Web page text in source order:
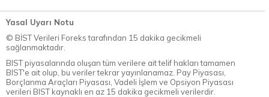
Yasal Uyarı Notu
© BİST Verileri Foreks tarafından 15 dakika gecikmeli
sağlanmaktadır.
BIST piyasalarında oluşan tüm verilere ait telif hakları tamamen
BIST'e ait olup, bu veriler tekrar yayınlanamaz. Pay Piyasası,
Borçlanma Araçları Piyasası, Vadeli İşlem ve Opsiyon Piyasası
verileri BIST kaynaklı en az 15 dakika gecikmeli verilerdir.